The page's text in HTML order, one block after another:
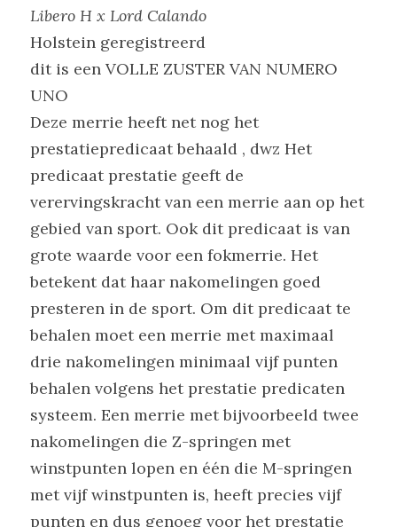
Libero H x Lord Calando
Holstein geregistreerd
dit is een VOLLE ZUSTER VAN NUMERO
UNO
Deze merrie heeft net nog het
prestatiepredicaat behaald , dwz Het
predicaat prestatie geeft de
verervingskracht van een merrie aan op het
gebied van sport. Ook dit predicaat is van
grote waarde voor een fokmerrie. Het
betekent dat haar nakomelingen goed
presteren in de sport. Om dit predicaat te
behalen moet een merrie met maximaal
drie nakomelingen minimaal vijf punten
behalen volgens het prestatie predicaten
systeem. Een merrie met bijvoorbeeld twee
nakomelingen die Z-springen met
winstpunten lopen en één die M-springen
met vijf winstpunten is, heeft precies vijf
punten en dus genoeg voor het prestatie